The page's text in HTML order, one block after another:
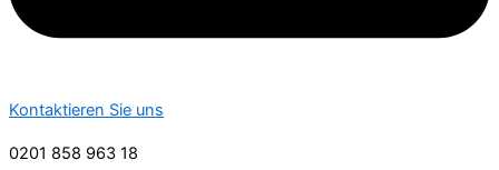
Kontaktieren Sie uns
0201 858 963 18